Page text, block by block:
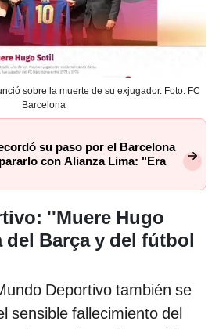
sobre la muerte de su exjugador. Foto: FC
Barcelona
su paso por el Barcelona
con Alianza Lima: "Era
''Muere Hugo
Barça y del fútbol
Deportivo también se
sensible fallecimiento del